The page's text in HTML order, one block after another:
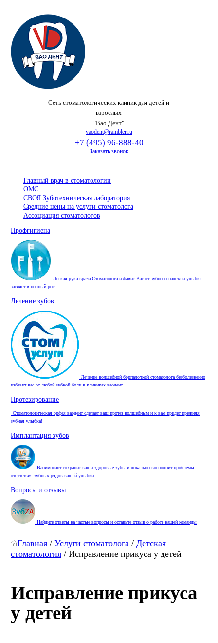
Сеть стоматологических клиник для детей и
взрослых
"Вао Дент"
vaodent@rambler.ru
+7 (495) 96-888-40
Заказать звонок
Главный врач в стоматологии
ОМС
СВОЯ Зуботехническая лаборатория
Средние цены на услуги стоматолога
Ассоциация стоматологов
Профгигиена
Легкая рука врача Стоматолога избавит Вас от зубного налета и улыбка
засияет в полный рот
Лечение зубов
Лечение волшебной борпалочкой стоматолога безболезненно
избавит вас от любой зубной боли в клиниках ваодент
Протезирование
Стоматологическая орфея ваодент сделает ваш протез волшебным и к вам придет прежняя
зубная улыбка!
Имплантация зубов
Ваоимплант сохранит ваши здоровые зубы и локально восполнит проблемы
отсутствия зубных рядов вашей улыбки
Вопросы и отзывы
Найдите ответы на частые вопросы и оставьте отзыв о работе нашей команды
Главная / Услуги стоматолога / Детская
стоматология / Исправление прикуса у детей
Исправление прикуса
у детей